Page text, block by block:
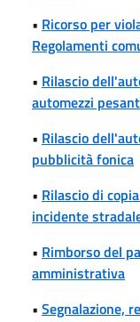
• Ricorso per
Regolamenti
• Rilascio
automezzi
• Rilascio
pubblicità fonica
• Rilascio di
incidente
• Rimborso del
amministrativa
• Segnalazione,